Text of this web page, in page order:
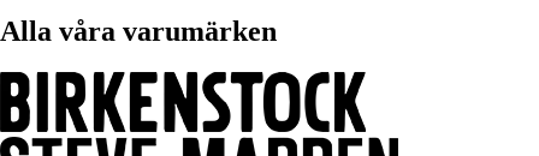
Alla våra varumärken